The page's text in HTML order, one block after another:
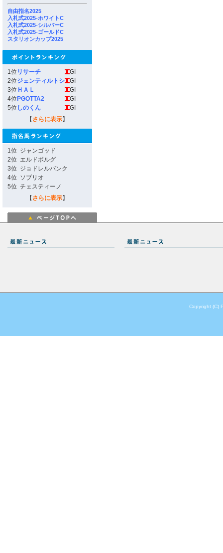
自由指名2025
入札式2025-ホワイトC
入札式2025-シルバーC
入札式2025-ゴールドC
スタリオンカップ2025
1位 リサーチ
GI
2位ジェンティルトシ
GI
3位 ＨＡＬ
GI
4位 PGOTTA2
GI
5位 しのくん
GI
【 さらに表示】
1位 ジャンゴッド
2位 エルドボルグ
3位 ジョドレルバンク
4位 ソブリオ
5位 チェスティーノ
【 さらに表示】
Copyright (C)